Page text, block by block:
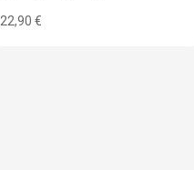
22,90€